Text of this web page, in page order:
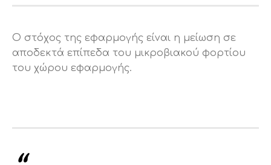
O στόχος της εφαρμογής είναι η μείωση σε
αποδεκτά επίπεδα του μικροβιακού φορτίου
του χώρου εφαρμογής.